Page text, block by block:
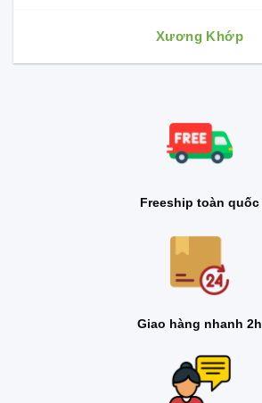
Xương Khớp
Freeship toàn quốc
Giao hàng nhanh 2h